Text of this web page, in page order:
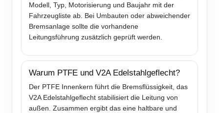
Modell, Typ, Motorisierung und Baujahr mit der
Fahrzeugliste ab. Bei Umbauten oder abweichender
Bremsanlage sollte die vorhandene
Leitungsführung zusätzlich geprüft werden.
Warum PTFE und V2A Edelstahlgeflecht?
Der PTFE Innenkern führt die Bremsflüssigkeit, das
V2A Edelstahlgeflecht stabilisiert die Leitung von
außen. Zusammen ergibt das eine haltbare und